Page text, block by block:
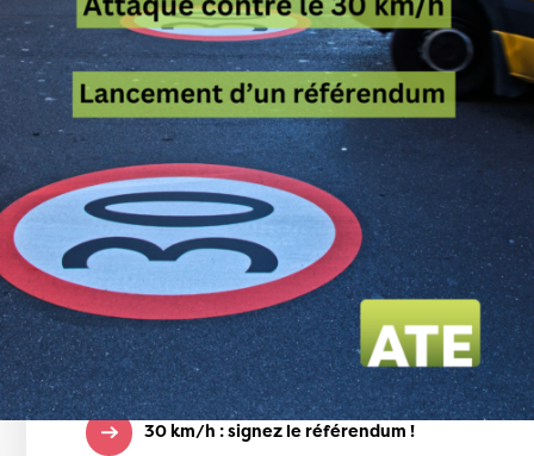
30 km/h : lancement
du référendum !
30 km/h : signez le référendum !